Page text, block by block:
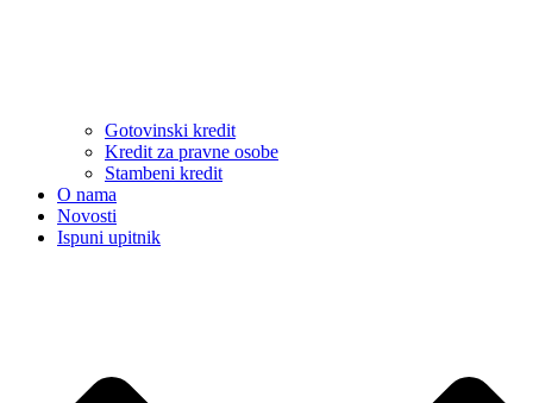
Gotovinski kredit
Kredit za pravne osobe
Stambeni kredit
O nama
Novosti
Ispuni upitnik